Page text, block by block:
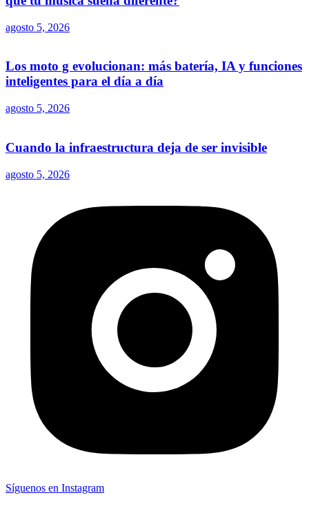
agosto 5, 2026
Los moto g evolucionan: más batería, IA y funciones
inteligentes para el día a día
agosto 5, 2026
Cuando la infraestructura deja de ser invisible
agosto 5, 2026
Síguenos en Instagram